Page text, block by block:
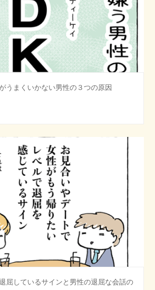
うまくいかない男性の３つの原因
屈しているサインと男性の退屈な会話の